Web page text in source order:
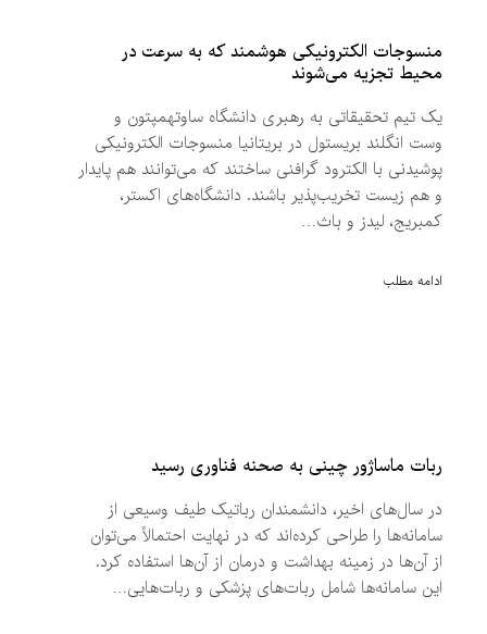
منسوجات الکترونیکی هوشمند که به سرعت در
محیط تجزیه می‌شوند
یک تیم تحقیقاتی به رهبری دانشگاه ساوتهمپتون و
وست انگلند بریستول در بریتانیا منسوجات الکترونیکی
پوشیدنی با الکترود گرافنی ساختند که می‌توانند هم پایدار
و هم زیست تخریب‌پذیر باشند. دانشگاه‌های اکستر،
کمبریج، لیدز و باث…
ادامه مطلب
ربات ماساژور چینی به صحنه فناوری رسید
در سال‌های اخیر، دانشمندان رباتیک طیف وسیعی از
سامانه‌ها را طراحی کرده‌اند که در نهایت احتمالاً می‌توان
از آن‌ها در زمینه بهداشت و درمان از آن‌ها استفاده کرد.
این سامانه‌ها شامل ربات‌های پزشکی و ربات‌هایی…